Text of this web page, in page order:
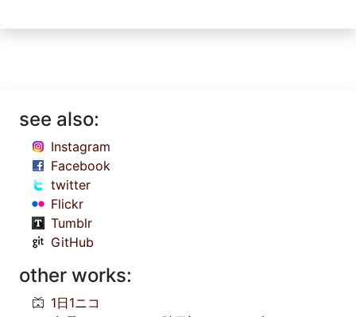
see also:
Instagram
Facebook
twitter
Flickr
Tumblr
GitHub
other works:
1日1ニコ